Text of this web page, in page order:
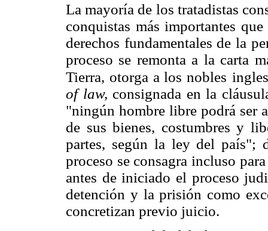
La mayoría de los tratadistas
conquistas más importantes
derechos fundamentales de la
proceso se remonta a la carta
Tierra, otorga a los nobles
of law, consignada en la
"ningún hombre libre podrá ser
de sus bienes, costumbres y
partes, según la ley del país";
proceso se consagra incluso
antes de iniciado el proceso
detención y la prisión como
concretizan previo juicio.